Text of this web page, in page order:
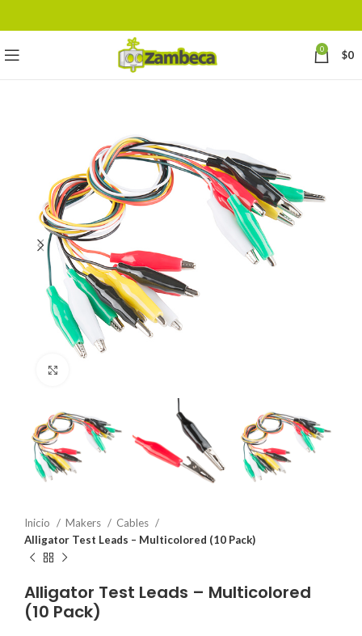
0 $0
Inicio Makers
Cables
Alligator Test Leads – Multicolored (10 Pack)
Alligator Test Leads – Multicolored
(10 Pack)